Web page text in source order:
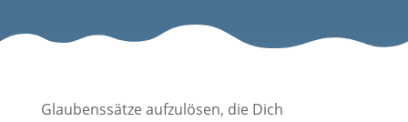
Glaubenssätze aufzulösen, die Dich